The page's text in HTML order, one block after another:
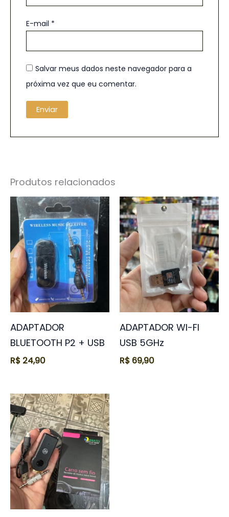
E-mail *
Salvar meus dados neste navegador para a
próxima vez que eu comentar.
Produtos relacionados
ADAPTADOR
BLUETOOTH P2 + USB
R$ 24,90
ADAPTADOR WI-FI
USB 5GHz
R$ 69,90